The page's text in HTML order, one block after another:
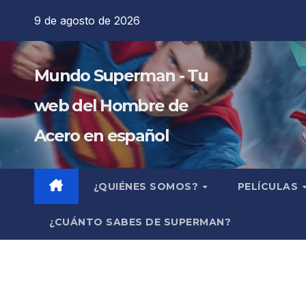
contenido
9 de agosto de 2026
Mundo Superman - Tu
web del Hombre de
Acero en español
¿QUIÉNES SOMOS? PELÍCULAS
¿CUÁNTO SABES DE SUPERMAN?